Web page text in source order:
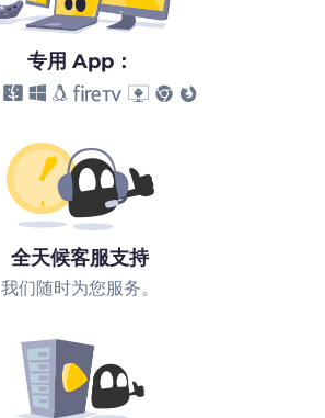
专用 App：
全天候客服支持
我们随时为您服务。